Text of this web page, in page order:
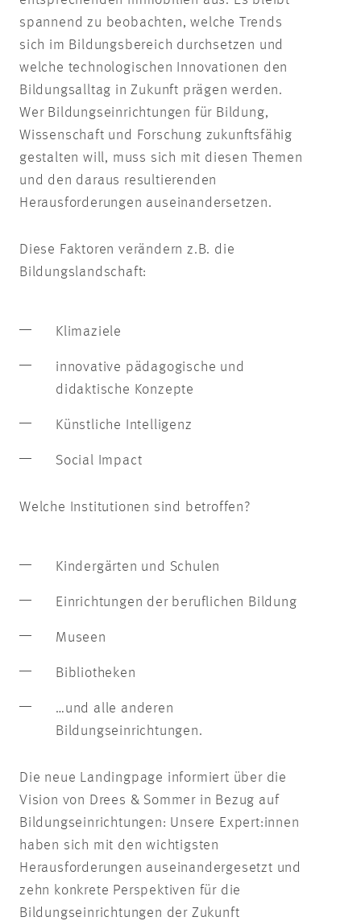
spannend zu beobachten, welche Trends
sich im Bildungsbereich durchsetzen und
welche technologischen Innovationen den
Bildungsalltag in Zukunft prägen werden.
Wer Bildungseinrichtungen für Bildung,
Wissenschaft und Forschung zukunftsfähig
gestalten will, muss sich mit diesen Themen
und den daraus resultierenden
Herausforderungen auseinandersetzen.
Diese Faktoren verändern z.B. die
Bildungslandschaft:
Klimaziele
innovative pädagogische und
didaktische Konzepte
Künstliche Intelligenz
Social Impact
Welche Institutionen sind betroffen?
Kindergärten und Schulen
Einrichtungen der beruflichen Bildung
Museen
Bibliotheken
…und alle anderen
Bildungseinrichtungen.
Die neue Landingpage informiert über die
Vision von Drees & Sommer in Bezug auf
Bildungseinrichtungen: Unsere Expert:innen
haben sich mit den wichtigsten
Herausforderungen auseinandergesetzt und
zehn konkrete Perspektiven für die
Bildungseinrichtungen der Zukunft